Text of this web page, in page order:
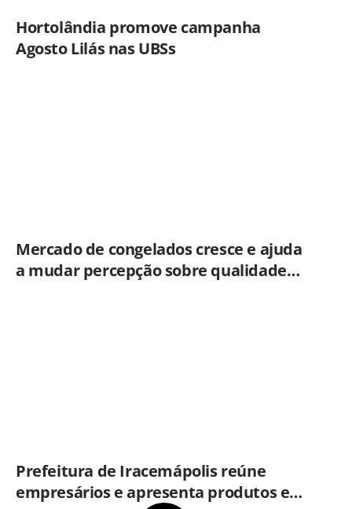
Hortolândia promove campanha
Agosto Lilás nas UBSs
Mercado de congelados cresce e ajuda
a mudar percepção sobre qualidade
Prefeitura de Iracemápolis reúne
empresários e apresenta produtos e